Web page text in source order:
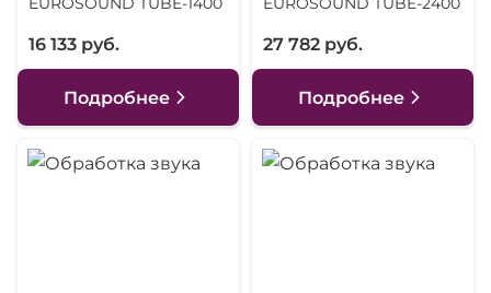
16 133 руб.
Подробнее
27 782 руб.
Подробнее